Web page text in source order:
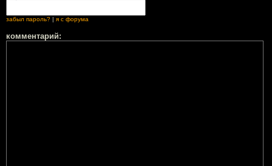
забыл пароль? | я с форума
комментарий: